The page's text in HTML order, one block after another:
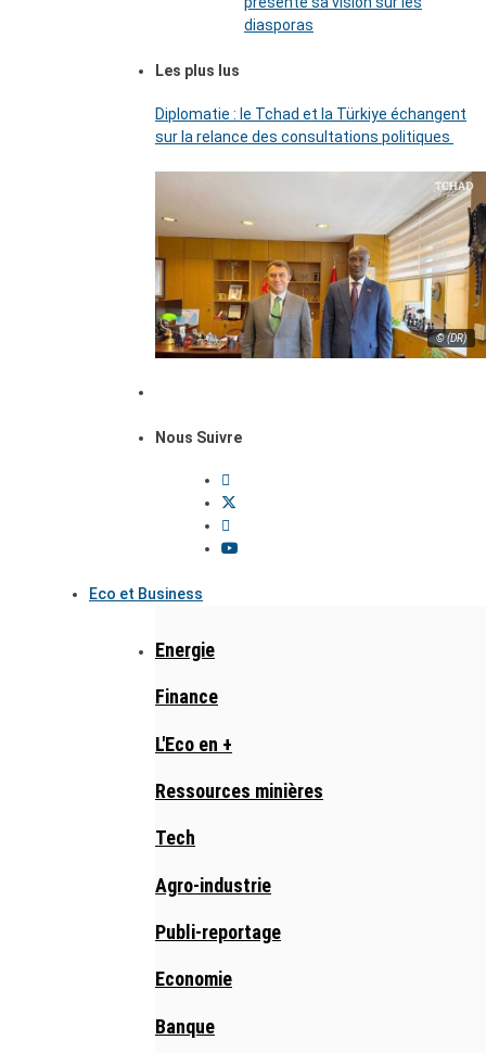
diasporas
Les plus lus
Diplomatie : le Tchad et la Türkiye échangent
sur la relance des consultations politiques
© (DR)
Nous Suivre
Eco et Business
Energie
Finance
L'Eco en +
Ressources minières
Tech
Agro-industrie
Publi-reportage
Economie
Banque